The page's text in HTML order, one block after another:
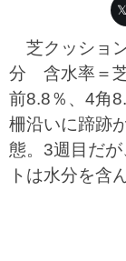
芝クッショ
分 含水率＝
前8.8％、4角
柵沿いに蹄跡
態。3週目だ
トは水分を含